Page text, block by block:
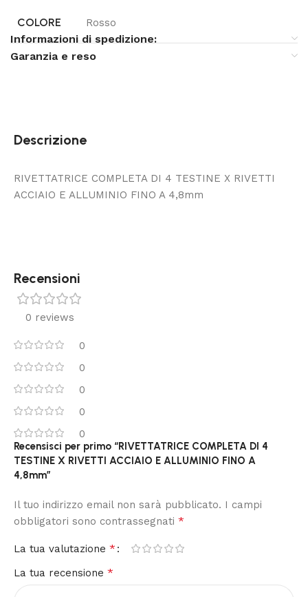
COLORE Rosso
Informazioni di spedizione:
Garanzia e reso
Descrizione
RIVETTATRICE COMPLETA DI 4 TESTINE X RIVETTI
ACCIAIO E ALLUMINIO FINO A 4,8mm
Recensioni
0 reviews
0
0
0
0
0
Recensisci per primo “RIVETTATRICE COMPLETA DI 4
TESTINE X RIVETTI ACCIAIO E ALLUMINIO FINO A
4,8mm”
Il tuo indirizzo email non sarà pubblicato. I campi
obbligatori sono contrassegnati *
La tua valutazione *
La tua recensione *